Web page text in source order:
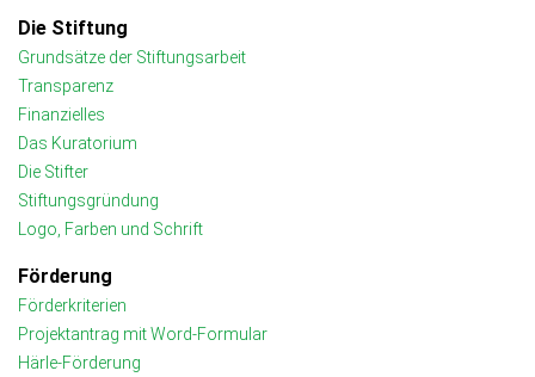
Die Stiftung
Grundsätze der Stiftungsarbeit
Transparenz
Finanzielles
Das Kuratorium
Die Stifter
Stiftungsgründung
Logo, Farben und Schrift
Förderung
Förderkriterien
Projektantrag mit Word-Formular
Härle-Förderung